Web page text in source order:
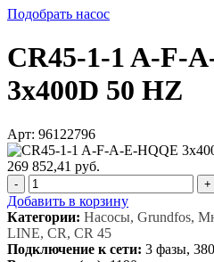
Подобрать насос
CR45-1-1 A-F-
3x400D 50 HZ
Арт: 96122796
269 852,41 руб.
- +
Добавить в корзину
Категории: Насосы, Grundfos,
LINE, CR, CR 45
Подключение к сети: 3 фазы,